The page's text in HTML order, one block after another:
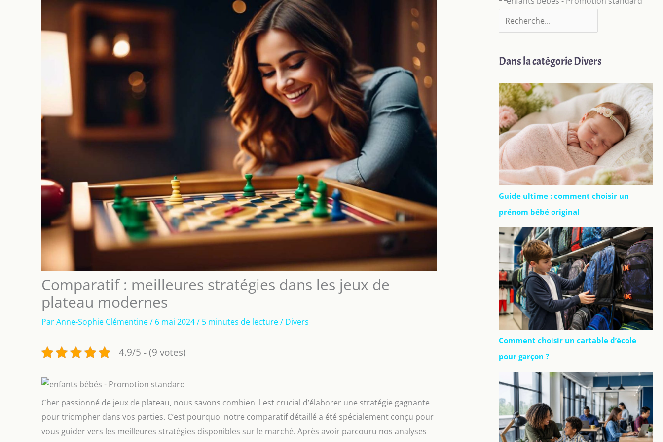
Comparatif : meilleures stratégies dans les jeux de
plateau modernes
ParAnne-Sophie Clémentine/ 6 mai 2024/ 5 minutes de lecture/ Divers
4.9/5 - (9 votes)
Cher passionné de jeux de plateau, nous savons combien il est crucial d’élaborer une stratégie gagnante
pour triompher dans vos parties. C’est pourquoi notre comparatif détaillé a été spécialement conçu pour
vous guider vers les meilleures stratégies disponibles sur le marché. Après avoir parcouru nos analyses
Dans la catégorie Divers
Guide ultime : comment choisir un
prénom bébé original
Comment choisir un cartable d’école
pour garçon ?